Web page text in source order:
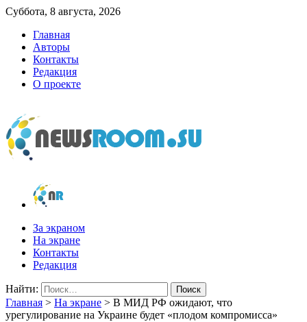
Суббота, 8 августа, 2026
Главная
Авторы
Контакты
Редакция
О проекте
newsroom.su
Новости о новостях
За экраном
На экране
Контакты
Редакция
Найти:
Главная > На экране > В МИД РФ ожидают, что
урегулирование на Украине будет «плодом компромисса»